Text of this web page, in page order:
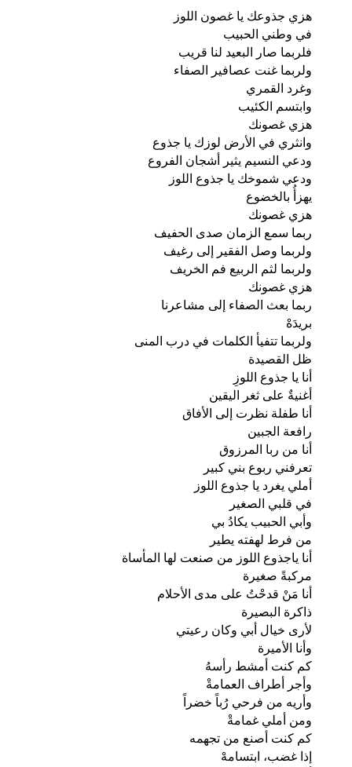
هزي جذوعك يا غصون اللوز
في وطني الحبيب
فلربما صار البعيد لنا قريب
ولربما غنت عصافير الصفاء
وغرد القمري
وابتسم الكئيب
هزي غصونك
وانثري في الأرض لوزك يا جذوع
ودعي النسيم يثير أشجان الفروع
ودعي شموخك يا جذوع اللوز
يهزأُ بالخضوع
هزي غصونك
ربما سمع الزمان صدى الحفيف
ولربما وصل الفقير إلى رغيف
ولربما لثم الربيع فم الخريف
هزي غصونك
ربما بعث الصفاء إلى مشاعرنا
بريدَهْ
ولربما تتفيأ الكلمات في درب المنى
ظل القصيدة
أنا يا جذوع اللوزِ
أغنيةٌ على ثغر اليقين
أنا طفلة نظرت إلى الأفاق
رافعة الجبين
أنا من ربا المرزوق
تعرفني ربوع بني كبير
أملي يغرد يا جذوع اللوز
في قلبي الصغير
وأبي الحبيب يكادُ بي
من فرط لهفته يطير
أنا ياجذوع اللوز من صنعت لها المأساة
مركبةً صغيرة
أنا مَنْ قدحْتُ على مدى الأحلام
ذاكرة البصيرة
لأرى خيال أبي وكان رعيتي
وأنا الأميرة
كم كنت أمشط رأسهُ
وأجر أطراف العمامةْ
وأريه من فرحي رُباً خضراً
ومن أملي غمامةْ
كم كنت أصنع من تجهمه
إذا غضب، ابتسامهْ